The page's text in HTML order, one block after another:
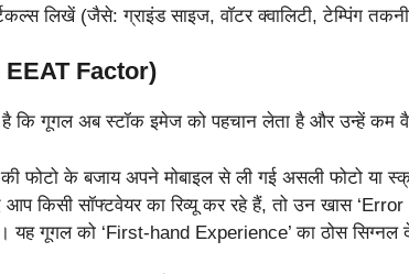
लिखें (जैसे: ग्राइंड साइज, वॉटर क्वालिटी, टेम्पिंग
EEAT Factor)
है कि गूगल अब स्टॉक इमेज को पहचान लेता है और उन्हें कम
फोटो के बजाय अपने मोबाइल से ली गई असली फोटो या
आप किसी सॉफ्टवेयर का रिव्यू कर रहे हैं, तो उन खास
गूगल को ‘First-hand Experience’ का ठोस सिग्नल